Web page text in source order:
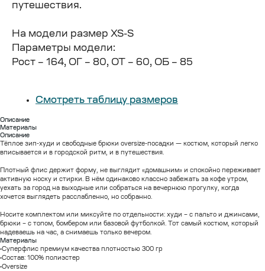
путешествия.
На модели размер XS-S
Параметры модели:
Рост – 164, ОГ – 80, ОТ – 60, ОБ – 85
Смотреть таблицу размеров
Описание
Материалы
Описание
Тёплое зип-худи и свободные брюки oversize-посадки — костюм, который легко
вписывается и в городской ритм, и в путешествия.
Плотный флис держит форму, не выглядит «домашним» и спокойно переживает
активную носку и стирки. В нём одинаково классно забежать за кофе утром,
уехать за город на выходные или собраться на вечернюю прогулку, когда
хочется выглядеть расслабленно, но собранно.
Носите комплектом или миксуйте по отдельности: худи – с пальто и джинсами,
брюки – с топом, бомбером или базовой футболкой. Тот самый костюм, который
надеваешь на час, а снимаешь только вечером.
Материалы
•Суперфлис премиум качества плотностью 300 гр
•Состав: 100% полиэстер
•Оversize